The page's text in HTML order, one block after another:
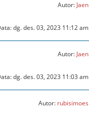
Autor: Jaen
dg. des. 03, 2023 11:12 am
Autor: Jaen
dg. des. 03, 2023 11:03 am
Autor: rubisimoes